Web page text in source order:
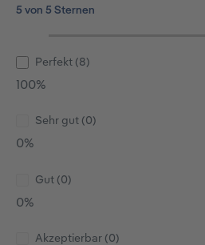
Durchschnittliche
5 von 5 Sternen
Perfekt (8)
100%
Sehr gut (0)
0%
Gut (0)
0%
Akzeptierbar (0)